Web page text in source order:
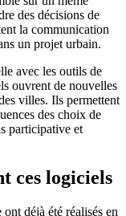
des décisions de
la communication
un projet urbain.
avec les outils de
ouvrent de nouvelles
villes. Ils permettent
des choix de
participative et
ces logiciels
déjà été réalisés en